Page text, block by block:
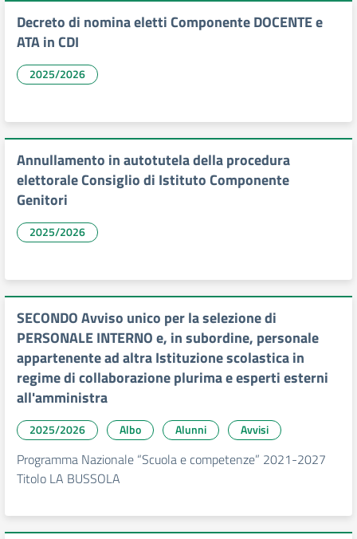
Decreto di nomina eletti Componente DOCENTE e
ATA in CDI
2025/2026
Annullamento in autotutela della procedura
elettorale Consiglio di Istituto Componente
Genitori
2025/2026
SECONDO Avviso unico per la selezione di
PERSONALE INTERNO e, in subordine, personale
appartenente ad altra Istituzione scolastica in
regime di collaborazione plurima e esperti esterni
all'amministra
2025/2026 Albo Alunni Avvisi
Programma Nazionale “Scuola e competenze” 2021-2027
Titolo LA BUSSOLA